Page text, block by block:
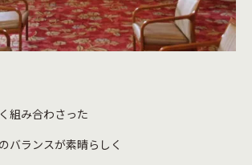
組み合わさった
バランスが素晴らしく